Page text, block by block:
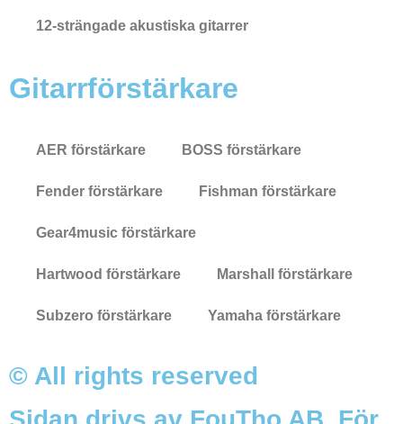
12-strängade akustiska gitarrer
Gitarrförstärkare
AER förstärkare BOSS förstärkare
Fender förstärkare Fishman förstärkare
Gear4music förstärkare
Hartwood förstärkare Marshall förstärkare
Subzero förstärkare Yamaha förstärkare
© All rights reserved